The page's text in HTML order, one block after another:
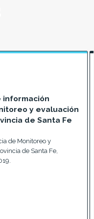
información
y evaluación
de Santa Fe
de Monitoreo y
de Santa Fe,